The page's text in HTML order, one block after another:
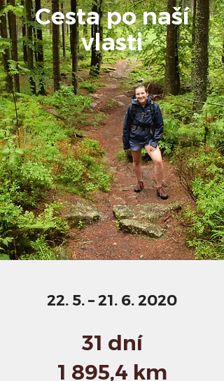
Cesta po naší
vlasti
22. 5. –21. 6. 2020
31 dní
1 895,4 km